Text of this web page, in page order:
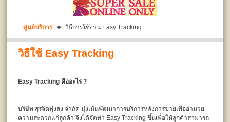
ศูนย์บริการ วิธีการใช้งาน Easy Tracking
วิธีใช้ Easy Tracking
Easy Tracking คืออะไร ?
บริษัท สุรจิตทุ่งสง จำกัด มุ่งเน้นพัฒนาการบริการหลังการขายเพื่ออำนวย
ความสะดวกแก่ลูกค้า จึงได้จัดทำ Easy Tracking ขึ้นเพื่อให้ลูกค้าสามารถ